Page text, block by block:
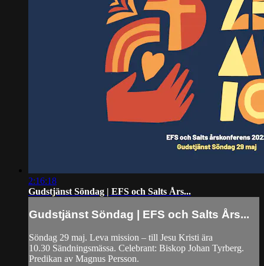
2:16:18
Gudstjänst Söndag | EFS och Salts Års...
Gudstjänst Söndag | EFS och Salts Års...
Söndag 29 maj. Leva mission – till Jesu Kristi ära
10.30 Sändningsmässa. Celebrant: Biskop Johan Tyrberg.
Predikan av Magnus Persson.